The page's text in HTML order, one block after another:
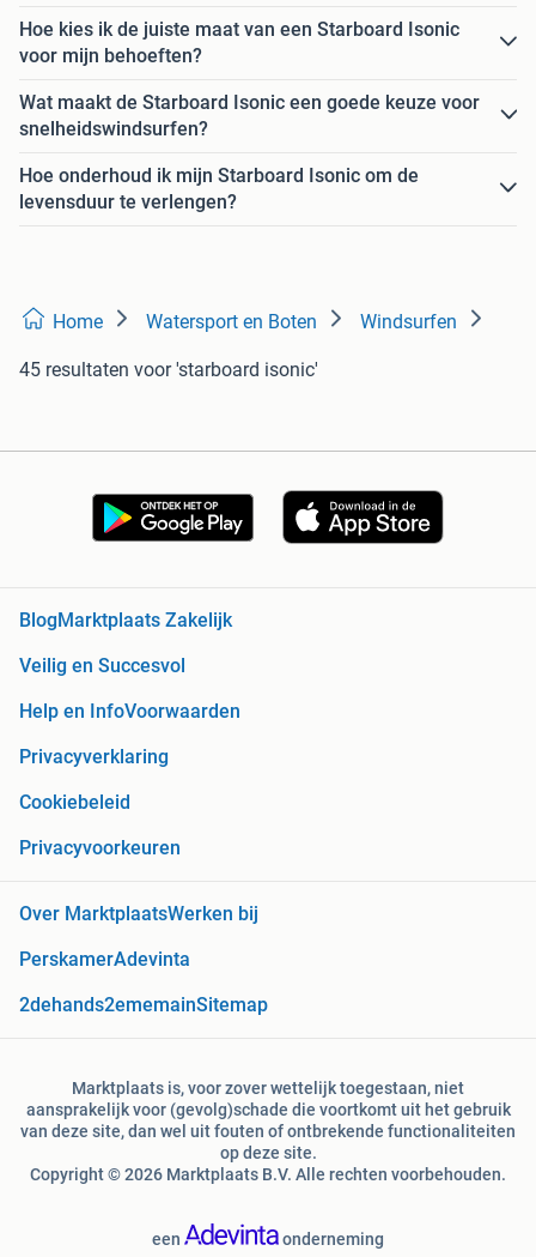
Hoe kies ik de juiste maat van een Starboard Isonic
voor mijn behoeften?
Wat maakt de Starboard Isonic een goede keuze voor
snelheidswindsurfen?
Hoe onderhoud ik mijn Starboard Isonic om de
levensduur te verlengen?
Home Watersport en Boten Windsurfen
45 resultaten voor 'starboard isonic'
BlogMarktplaats Zakelijk
Veilig en Succesvol
Help en InfoVoorwaarden
Privacyverklaring
Cookiebeleid
Privacyvoorkeuren
Over MarktplaatsWerken bij
PerskamerAdevinta
2dehands2ememainSitemap
Marktplaats is, voor zover wettelijk toegestaan, niet
aansprakelijk voor (gevolg)schade die voortkomt uit het gebruik
van deze site, dan wel uit fouten of ontbrekende functionaliteiten
op deze site.
Copyright © 2026 Marktplaats B.V. Alle rechten voorbehouden.
een onderneming